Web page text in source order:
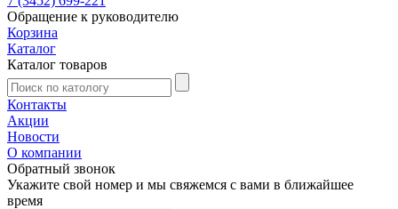
Обращение к руководителю
Корзина
Каталог
Каталог товаров
Контакты
Акции
Новости
О компании
Обратный звонок
Укажите свой номер и мы свяжемся с вами в ближайшее
время